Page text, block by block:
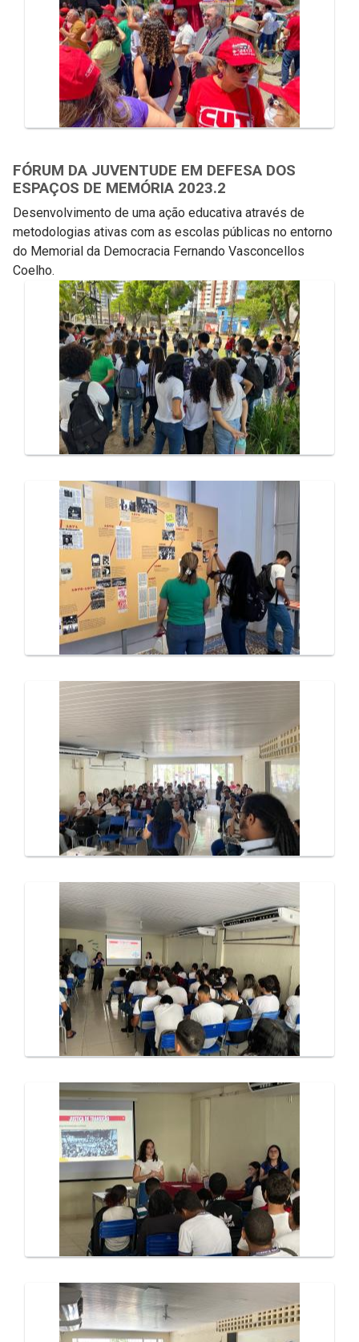
FÓRUM DA JUVENTUDE EM DEFESA DOS
ESPAÇOS DE MEMÓRIA 2023.2
Desenvolvimento de uma ação educativa através de
metodologias ativas com as escolas públicas no entorno
do Memorial da Democracia Fernando Vasconcellos
Coelho.
Galeria de Mídias